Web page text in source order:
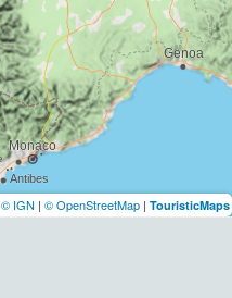
© IGN | © OpenStreetMap | TouristicMaps